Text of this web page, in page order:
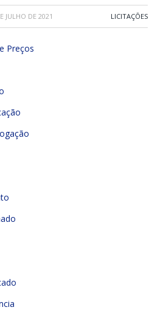
JULHO DE 2021 LICITAÇÕES
Preços